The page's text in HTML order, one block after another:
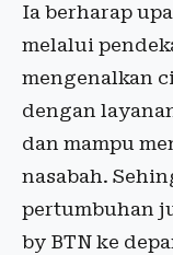
Ia berharap
melalui
mengenalkan
dengan
dan mampu
nasabah.
pertumbuhan
by BTN ke